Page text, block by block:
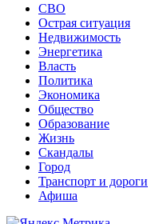
СВО
Острая ситуация
Недвижимость
Энергетика
Власть
Политика
Экономика
Общество
Образование
Жизнь
Скандалы
Город
Транспорт и дороги
Афиша